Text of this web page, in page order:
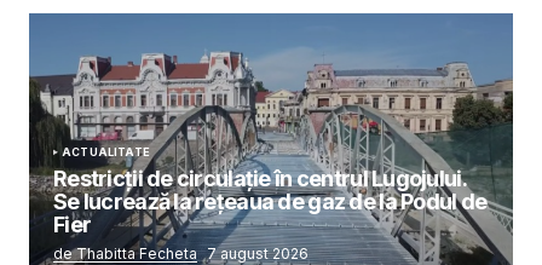
ACTUALITATE
Restricții de circulație în centrul Lugojului.
Se lucrează la rețeaua de gaz de la Podul de
Fier
de Thabitta Fecheta 7 august 2026